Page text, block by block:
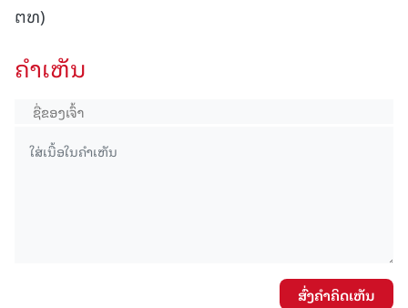
ຕທ)
ຄໍາເຫັນ
ສົ່ງຄໍາຄິດເຫັນ